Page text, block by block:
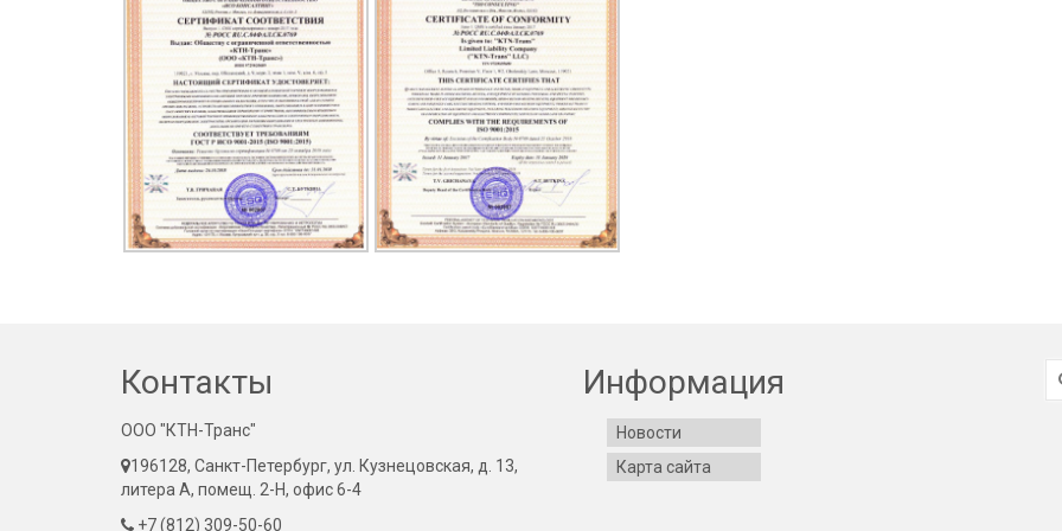
Контакты
ООО "КТН-Транс"
196128, Санкт-Петербург, ул. Кузнецовская, д. 13,
литера А, помещ. 2-Н, офис 6-4
+7 (812) 309-50-60
Информация
Новости
Карта сайта